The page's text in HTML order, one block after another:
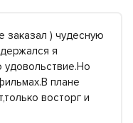
заказал ) чудесную
я
плане
восторг и